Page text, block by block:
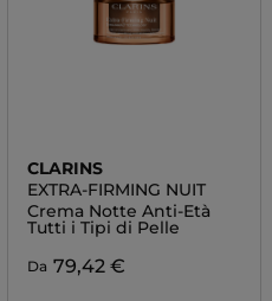
CLARINS
EXTRA-FIRMING NUIT
Crema Notte Anti-Età
Tutti i Tipi di Pelle
Da 79,42 €